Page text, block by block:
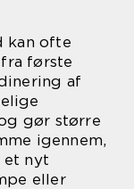
kan ofte
første
af
gør større
igennem,
et nyt
eller